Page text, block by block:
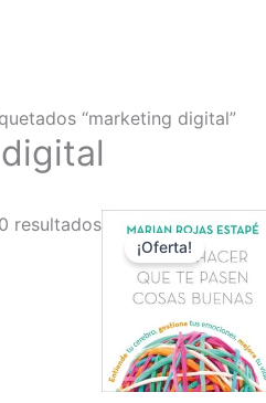
“marketing digital”
resultados
¡Oferta!
precio
original
era:
$14.95.
precio
actual
es:
$8.99.